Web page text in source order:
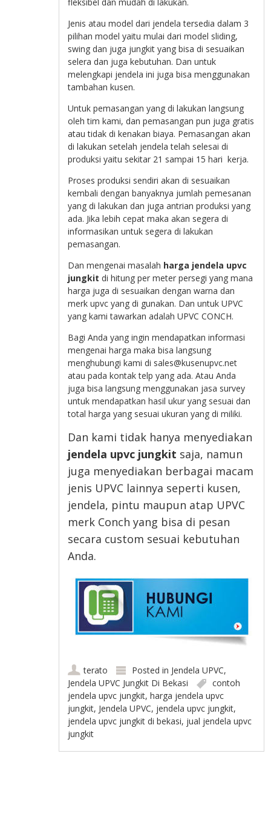
Jenis atau model dari jendela tersedia dalam 3
pilihan model yaitu mulai dari model sliding,
swing dan juga jungkit yang bisa di sesuaikan
selera dan juga kebutuhan. Dan untuk
melengkapi jendela ini juga bisa menggunakan
tambahan kusen.
Untuk pemasangan yang di lakukan langsung
oleh tim kami, dan pemasangan pun juga gratis
atau tidak di kenakan biaya. Pemasangan akan
di lakukan setelah jendela telah selesai di
produksi yaitu sekitar 21 sampai 15 hari kerja.
Proses produksi sendiri akan di sesuaikan
kembali dengan banyaknya jumlah pemesanan
yang di lakukan dan juga antrian produksi yang
ada. Jika lebih cepat maka akan segera di
informasikan untuk segera di lakukan
pemasangan.
Dan mengenai masalah harga jendela upvc
jungkit di hitung per meter persegi yang mana
harga juga di sesuaikan dengan warna dan
merk upvc yang di gunakan. Dan untuk UPVC
yang kami tawarkan adalah UPVC CONCH.
Bagi Anda yang ingin mendapatkan informasi
mengenai harga maka bisa langsung
menghubungi kami di sales@kusenupvc.net
atau pada kontak telp yang ada. Atau Anda
juga bisa langsung menggunakan jasa survey
untuk mendapatkan hasil ukur yang sesuai dan
total harga yang sesuai ukuran yang di miliki.
Dan kami tidak hanya menyediakan
jendela upvc jungkit saja, namun
juga menyediakan berbagai macam
jenis UPVC lainnya seperti kusen,
jendela, pintu maupun atap UPVC
merk Conch yang bisa di pesan
secara custom sesuai kebutuhan
Anda.
terato Posted in Jendela UPVC,
Jendela UPVC Jungkit Di Bekasi
contoh
jendela upvc jungkit,harga jendela upvc
jungkit, Jendela UPVC, jendela upvc jungkit,
jendela upvc jungkit di bekasi, jual jendela upvc
jungkit